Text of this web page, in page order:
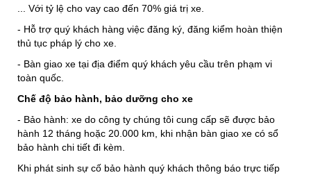
... Với tỷ lệ cho vay cao đến 70% giá trị xe.
- Hỗ trợ quý khách hàng việc đăng ký, đăng kiểm hoàn thiện
thủ tục pháp lý cho xe.
- Bàn giao xe tại địa điểm quý khách yêu cầu trên phạm vi
toàn quốc.
Chế độ bảo hành, bảo dưỡng cho xe
- Bảo hành: xe do công ty chúng tôi cung cấp sẽ được bảo
hành 12 tháng hoặc 20.000 km, khi nhận bàn giao xe có sổ
bảo hành chi tiết đi kèm.
Khi phát sinh sự cố bảo hành quý khách thông báo trực tiếp